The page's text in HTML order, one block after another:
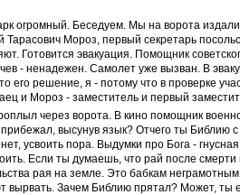
огромный. Беседуем. Мы на ворота
Тарасович Мороз, первый секретарь
Готовится эвакуация. Помощник
- ненадежен. Самолет уже вызван. В
его решение, я - потому что в проверке
и Мороз - заместитель и первый
через ворота. В кино помощник
высунув язык? Отчего ты Библию
усвоить пора. Выдумки про Бога -
Если ты думаешь, что рай после смерти
рая на земле. Это бабкам
вырвать. Зачем Библию прятал? Может, ты